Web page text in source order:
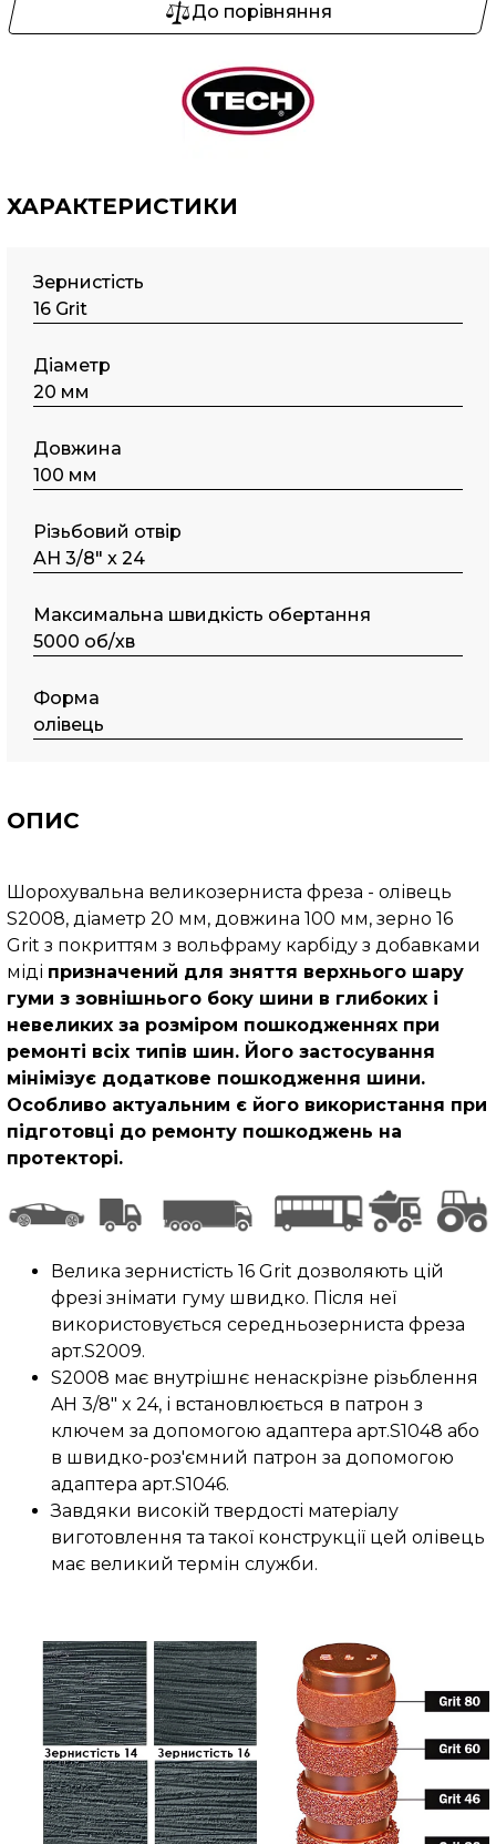
До порівняння
ХАРАКТЕРИСТИКИ
Зернистість
16 Grit
Діаметр
20 мм
Довжина
100 мм
Різьбовий отвір
AH 3/8" x 24
Максимальна швидкість обертання
5000 об/хв
Форма
олівець
ОПИС
Шорохувальна великозерниста фреза - олівець
S2008, діаметр 20 мм, довжина 100 мм, зерно 16
Grit з покриттям з вольфраму карбіду з добавками
міді призначений для зняття верхнього шару
гуми з зовнішнього боку шини в глибоких і
невеликих за розміром пошкодженнях при
ремонті всіх типів шин. Його застосування
мінімізує додаткове пошкодження шини.
Особливо актуальним є його використання при
підготовці до ремонту пошкоджень на
протекторі.
Велика зернистість 16 Grit дозволяють цій
фрезі знімати гуму швидко. Після неї
використовується середньозерниста фреза
арт.S2009.
S2008 має внутрішнє ненаскрізне різьблення
AH 3/8" x 24,і встановлюється в патрон з
ключем за допомогою адаптера арт.S1048 або
в швидко-роз'ємний патрон за допомогою
адаптера арт.S1046.
Завдяки високій твердості матеріалу
виготовлення та такої конструкції цей олівець
має великий термін служби.